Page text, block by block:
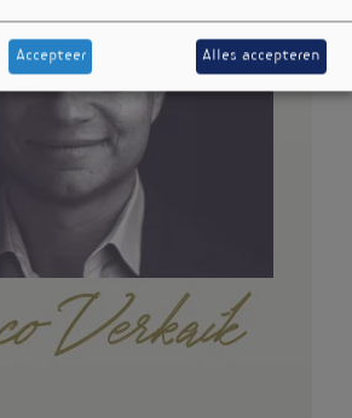
Accepteer Alles accepteren